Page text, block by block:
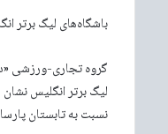
باشگاه‌های لیگ برتر انگلیس ۴۸درصد هزینه‌های پنج لیگ برتر اروپا یعنی لالیگا، سری‌آ، بوندسلیگا و لیگ یک
گروه تجاری-ورزشی
نسبت به تابستان